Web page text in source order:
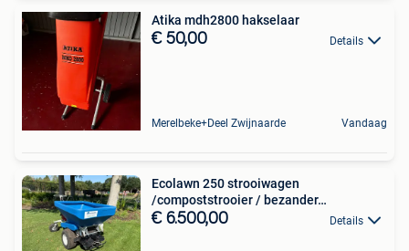
Atika mdh2800 hakselaar
€ 50,00 Details
Merelbeke+Deel Zwijnaarde Vandaag
Ecolawn 250 strooiwagen
/compoststrooier / bezander…
€ 6.500,00 Details